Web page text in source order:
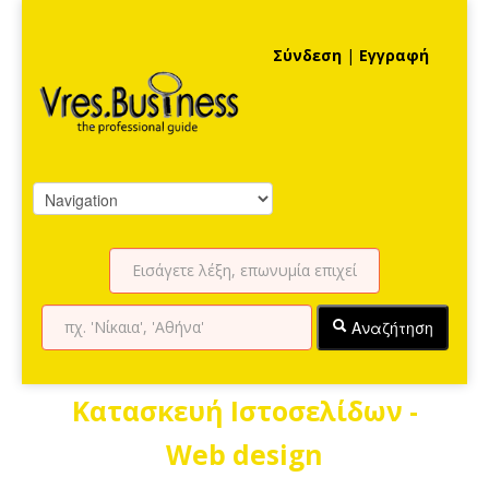
Σύνδεση | Εγγραφή
Αναζήτηση
Κατασκευή Ιστοσελίδων -
Web design